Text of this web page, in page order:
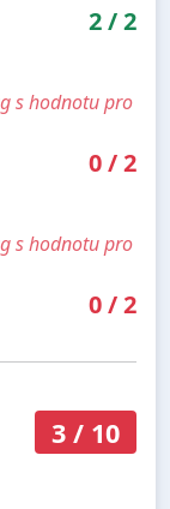
2/2
s hodnotu pro
0/2
s hodnotu pro
0/2
3/ 10